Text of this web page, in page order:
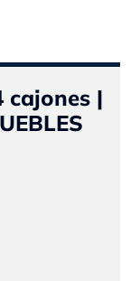
cajones |